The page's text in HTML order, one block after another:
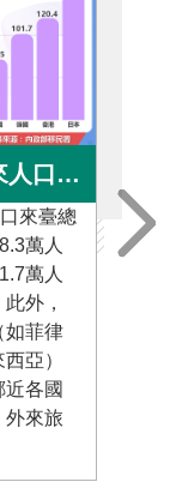
誰最常來臺灣？114年外來人口來臺人次Top 10大公開
來臺總
萬人
萬人
外，
如菲律
亞）
各國
外來旅
內